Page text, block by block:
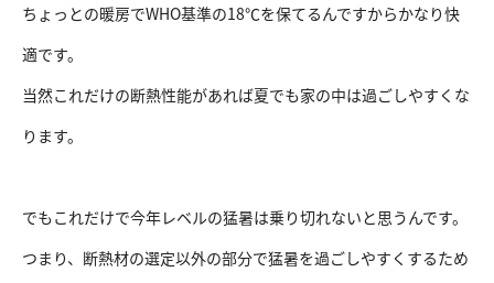
ちょっとの暖房でWHO基準の18℃を保てるんですからかなり快
適です。
当然これだけの断熱性能があれば夏でも家の中は過ごしやすくな
ります。
でもこれだけで今年レベルの猛暑は乗り切れないと思うんです。
つまり、断熱材の選定以外の部分で猛暑を過ごしやすくするため